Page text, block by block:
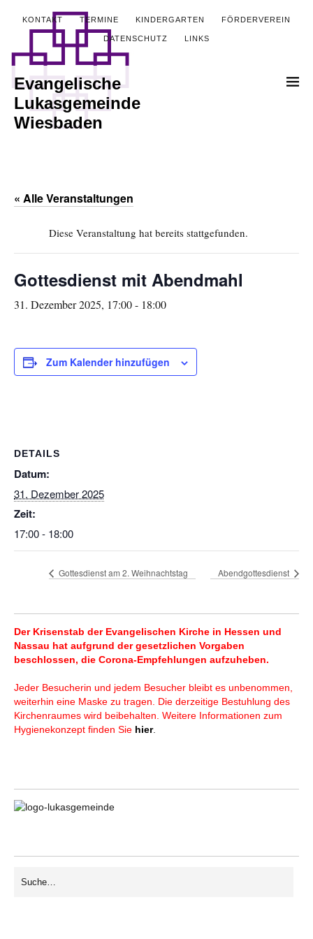
KONTAKT TERMINE KINDERGARTEN FÖRDERVEREIN
DATENSCHUTZ LINKS
Evangelische
Lukasgemeinde
Wiesbaden
« Alle Veranstaltungen
Diese Veranstaltung hat bereits stattgefunden.
Gottesdienst mit Abendmahl
31. Dezember 2025, 17:00- 18:00
Zum Kalender hinzufügen
DETAILS
Datum:
31. Dezember 2025
Zeit:
17:00 - 18:00
Gottesdienst am 2. Weihnachtstag Abendgottesdienst
Der Krisenstab der Evangelischen Kirche in Hessen und
Nassau hat aufgrund der gesetzlichen Vorgaben
beschlossen, die Corona-Empfehlungen aufzuheben.
Jeder Besucherin und jedem Besucher bleibt es unbenommen,
weiterhin eine Maske zu tragen. Die derzeitige Bestuhlung des
Kirchenraumes wird beibehalten. Weitere Informationen zum
Hygienekonzept finden Sie hier.